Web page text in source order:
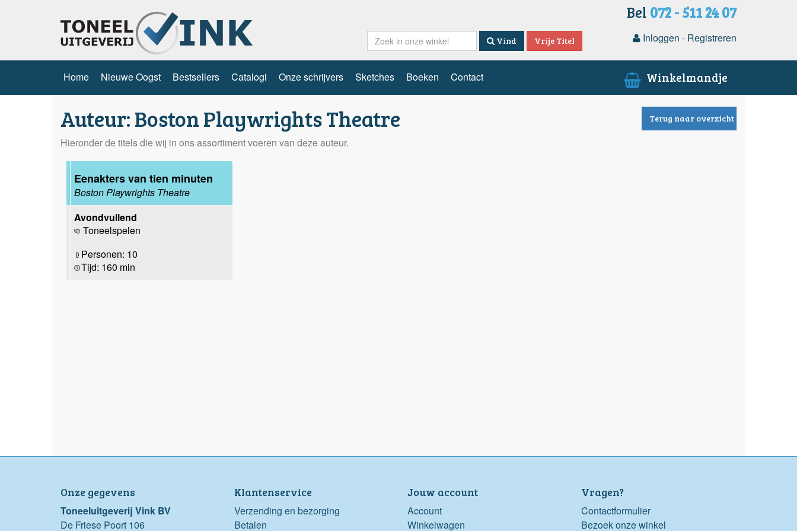
Bel 072 - 511 24 07
Vind Vrije Titel Inloggen - Registreren
Home Nieuwe Oogst Bestsellers Catalogi Onze schrijvers Sketches Boeken Contact Winkelmandje
Auteur: Boston Playwrights Theatre Terug naar overzicht
Hieronder de titels die wij in ons assortiment voeren van deze auteur.
Eenakters van tien minuten
Boston Playwrights Theatre
Avondvullend
Toneelspelen
Personen: 10
Tijd: 160 min
Onze gegevens
Toneeluitgeverij Vink BV
De Friese Poort 106
Klantenservice
Verzending en bezorging
Betalen
Jouw account
Account
Winkelwagen
Vragen?
Contactformulier
Bezoek onze winkel